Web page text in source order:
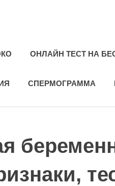
ОНЛАЙН ТЕСТ НА
СПЕРМОГРАММА